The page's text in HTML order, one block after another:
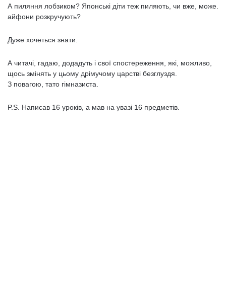
А пиляння лобзиком? Японські діти теж пиляють, чи вже, може.
айфони розкручують?
Дуже хочеться знати.
А читачі, гадаю, додадуть і свої спостереження, які, можливо,
щось змінять у цьому дрімучому царстві безглуздя.
З повагою, тато гімназиста.
P.S. Написав 16 уроків, а мав на увазі 16 предметів.